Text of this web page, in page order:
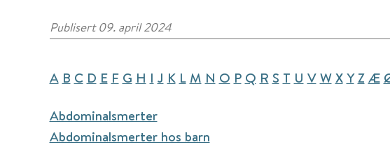
Publisert 09. april 2024
A B C D E F G H I J K L M N O P Q R S T U V W X Y Z Æ
Abdominalsmerter
Abdominalsmerter hos barn